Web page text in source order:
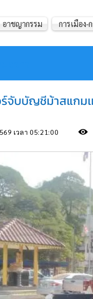
อาชญากรรม การเมือง-
ร์จับบัญชีม้าสแกม
เวลา 05:21:00